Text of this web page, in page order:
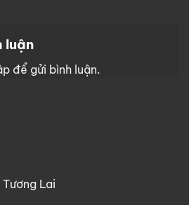
luận
để gửi bình luận.
Lai